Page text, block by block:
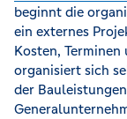
beginnt die
ein externes
Kosten,
organisiert sich
der